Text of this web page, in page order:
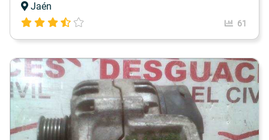
Jaén
61